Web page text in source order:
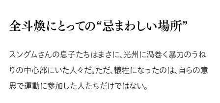
全斗煥にとっての“忌まわしい場所”
スングムさんの息子たちはまさに、光州に渦巻く暴力のうね
りの中心部にいた人々だ。ただ、犠牲になったのは、自らの意
思で運動に参加した人たちだけではない。